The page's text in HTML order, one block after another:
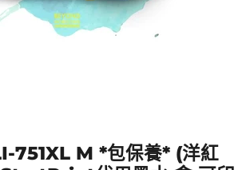
751XL M *包保養* (洋紅